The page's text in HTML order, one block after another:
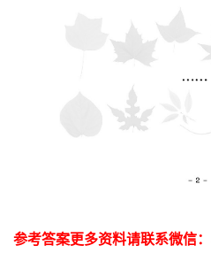
参考答案更多资料请联系微信：